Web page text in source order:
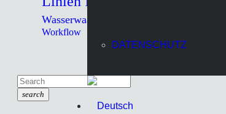
DATENSCHUTZ
Wasserwaage
Workflow
search